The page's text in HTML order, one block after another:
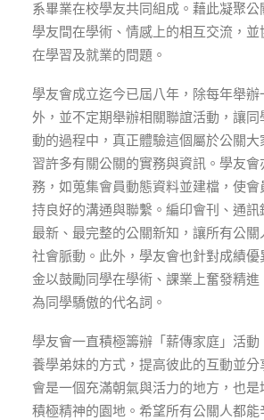
系畢業在校學友共同組成。藉此凝聚
學友間在學術、情感上的相互交流，
在學習及就業的問題。
學友會成立迄今已屆八年，除每年舉
外，並不定期舉辦相關聯誼活動，讓
動的過程中，真正體驗這個屬於公關
習許多有關公關的實務與資訊。學友
務，如蒐集會員動態資料並建檔，使
持良好的溝通與聯繫。編印會刊、通
最新、最完整的公關新知，讓所有公
社會脈動。此外，學友會也針對成績
金以鼓勵同學在學術、課業上奮發精
為同學驕傲的代名詞。
學友會一直積極籌辦「薪傳家庭」活
養學弟妹的方式，提高彼此的互動並分
會是一個充滿朝氣與活力的地方，也是
積極精神的園地。希望所有公關人都